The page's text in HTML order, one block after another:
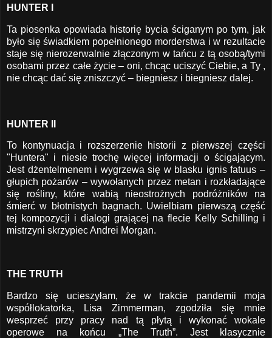
HUNTER I
Ta piosenka opowiada historię bycia ściganym po tym, jak
było się świadkiem popełnionego morderstwa i w rezultacie
staje się nierozerwalnie złączonym w tańcu z tą osobą/tymi
osobami przez całe życie – oni, chcąc uciszyć Ciebie, a Ty ,
nie chcąc dać się zniszczyć – biegniesz i biegniesz dalej.
HUNTER II
To kontynuacja i rozszerzenie historii z pierwszej części
"Huntera" i niesie trochę więcej informacji o ścigającym.
Jest dżentelmenem i wygrzewa się w blasku ignis fatuus –
głupich pożarów – wywołanych przez metan i rozkładające
się rośliny, które wabią nieostrożnych podróżników na
śmierć w błotnistych bagnach. Uwielbiam pierwszą część
tej kompozycji i dialogi grającej na flecie Kelly Schilling i
mistrzyni skrzypiec Andrei Morgan.
THE TRUTH
Bardzo się ucieszyłam, że w trakcie pandemii moja
współlokatorka, Lisa Zimmerman, zgodziła się mnie
wesprzeć przy pracy nad tą płytą i wykonać wokale
operowe na końcu „The Truth”. Jest klasycznie